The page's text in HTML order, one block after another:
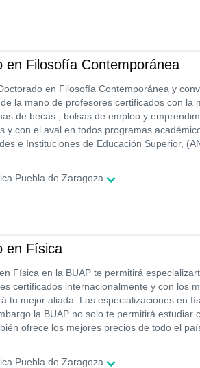
en Filosofía Contemporánea
en Filosofía Contemporánea y
la mano de profesores certificados con la
de becas , bolsas de empleo y
y con el aval en todos programas
e Instituciones de Educación Superior,
Puebla de Zaragoza
en Física
Física en la BUAP te permitirá
certificados internacionalmente y con los
tu mejor aliada. Las especializaciones en
la BUAP no solo te permitirá estudiar
ofrece los mejores precios de todo el
Puebla de Zaragoza